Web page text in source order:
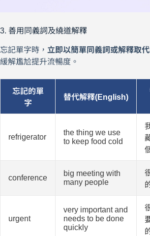
3. 善用同義詞及繞道解釋
忘記單字時， 立即以簡單同義詞或解釋取
緩解尷尬提升流暢度。
忘記的單
字
替代解釋(English)
refrigerator
the thing we use
to keep food cold
conference
big meeting with
many people
urgent
very important and
needs to be done
quickly